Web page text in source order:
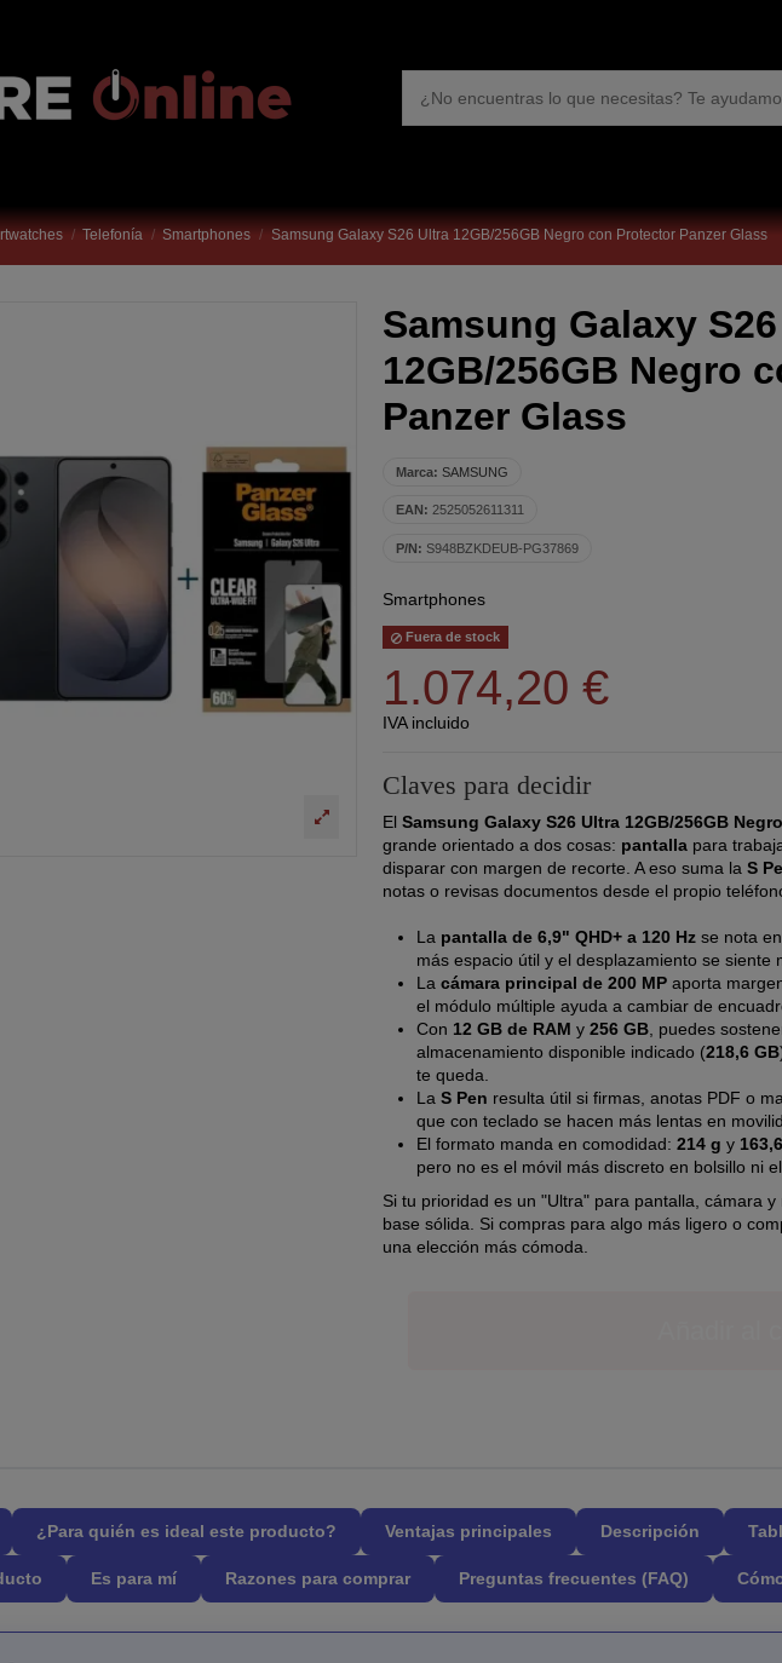
Telefonía Smartphones Samsung Galaxy S26 Ultra 12GB/256GB Negro con Protector Panzer Glass
Samsung Galaxy
12GB/256GB Negro
Panzer Glass
Marca: SAMSUNG
EAN: 2525052611311
P/N: S948BZKDEUB-PG37869
Smartphones
Fuera de stock
1.074,20 €
IVA incluido
Claves para decidir
El Samsung Galaxy S26 Ultra 12GB/256GB
grande orientado a dos cosas: pantallapara
disparar con margen de recorte. A eso suma la S
notas o revisas documentos desde el propio
La pantalla de 6,9" QHD+ a 120 Hzse nota
más espacio útil y el desplazamiento se siente
La cámara principal de 200 MPaporta
el módulo múltiple ayuda a cambiar de
Con 12 GB de RAM y 256 GB, puedes
almacenamiento disponible indicado (218,6 GB
te queda.
La S Pen resulta útil si firmas, anotas PDF o
que con teclado se hacen más lentas en
El formato manda en comodidad: 214 g y
pero no es el móvil más discreto en bolsillo ni
Si tu prioridad es un "Ultra" para pantalla, cámara
base sólida. Si compras para algo más ligero o
una elección más cómoda.
¿Para quién es ideal este producto? Ventajas principales Descripción
Es para mí Razones para comprar Preguntas frecuentes (FAQ)